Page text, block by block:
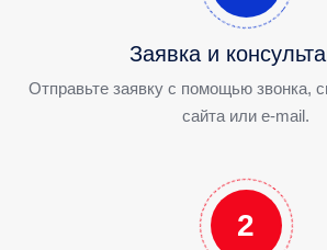
Заявка и
Отправьте заявку с помощью звонка,
сайта или e-mail.
2